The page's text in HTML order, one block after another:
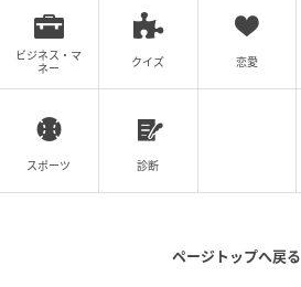
ビジネス・マ
ネー
クイズ 恋愛
スポーツ 診断
ページトップへ戻る